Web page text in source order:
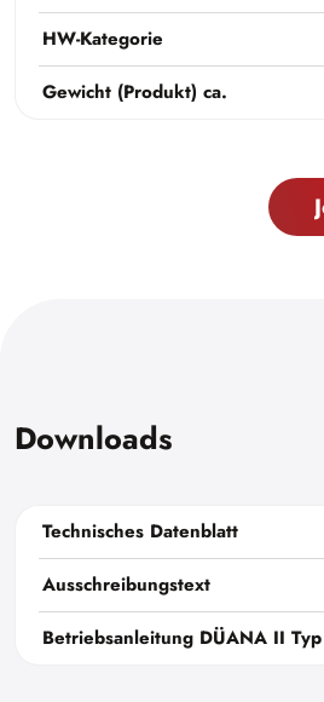
HW-Kategorie
Gewicht (Produkt) ca.
Downloads
Technisches Datenblatt
Ausschreibungstext
Betriebsanleitung DÜANA II